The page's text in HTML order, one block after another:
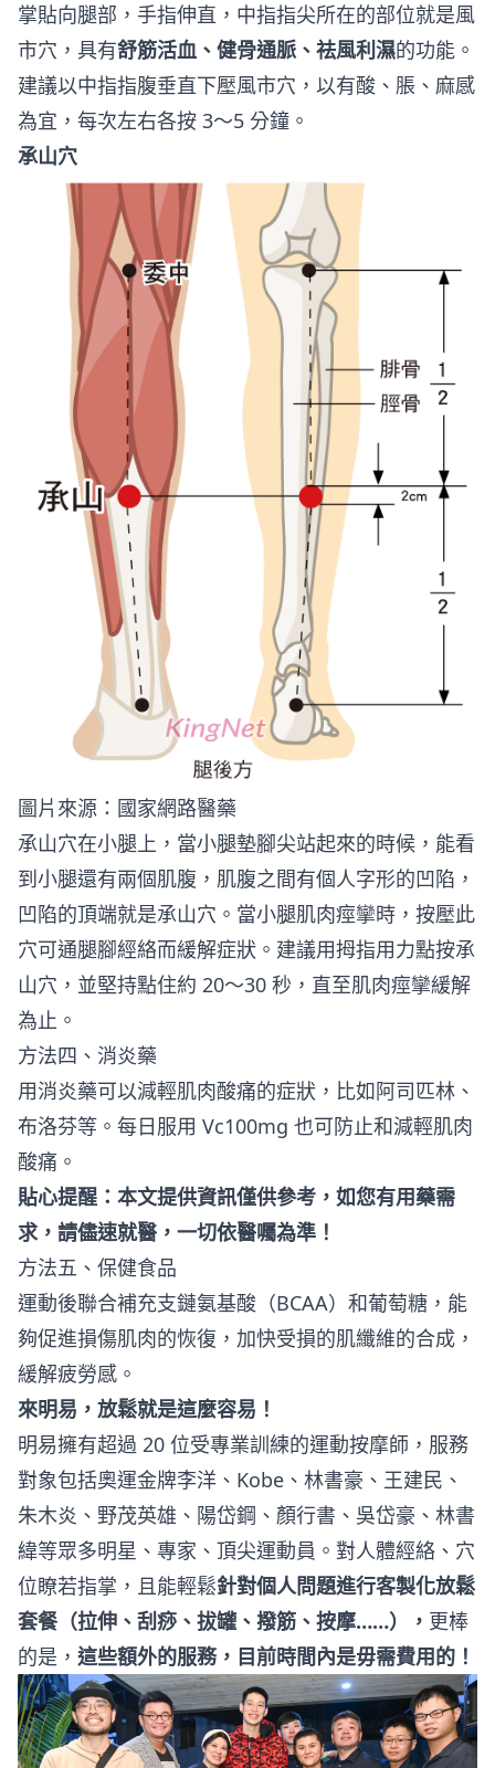
掌貼向腿部，手指伸直，中指指尖所在的部位就是風
市穴，具有舒筋活血、健骨通脈、祛風利濕的功能。
建議以中指指腹垂直下壓風市穴，以有酸、脹、麻感
為宜，每次左右各按 3～5 分鐘。
承山穴
圖片來源： 國家網路醫藥
承山穴在小腿上，當小腿墊腳尖站起來的時候，能看
到小腿還有兩個肌腹，肌腹之間有個人字形的凹陷，
凹陷的頂端就是承山穴。當小腿肌肉痙攣時，按壓此
穴可通腿腳經絡而緩解症狀。建議用拇指用力點按承
山穴，並堅持點住約 20～30 秒，直至肌肉痙攣緩解
為止。
方法四、消炎藥
用消炎藥可以減輕肌肉酸痛的症狀，比如阿司匹林、
布洛芬等。每日服用 Vc100mg 也可防止和減輕肌肉
酸痛。
貼心提醒：本文提供資訊僅供參考，如您有用藥需
求，請儘速就醫，一切依醫囑為準！
方法五、保健食品
運動後聯合補充支鏈氨基酸（BCAA）和葡萄糖，能
夠促進損傷肌肉的恢復，加快受損的肌纖維的合成，
緩解疲勞感。
來明易，放鬆就是這麼容易！
明易擁有超過 20 位受專業訓練的運動按摩師，服務
對象包括奧運金牌李洋、Kobe、林書豪、王建民、
朱木炎、野茂英雄、陽岱鋼、顏行書、吳岱豪、林書
緯等眾多明星、專家、頂尖運動員。對人體經絡、穴
位瞭若指掌，且能輕鬆針對個人問題進行客製化放鬆
套餐（拉伸、刮痧、拔罐、撥筋、按摩……）， 更棒
的是， 這些額外的服務，目前時間內是毋需費用的！